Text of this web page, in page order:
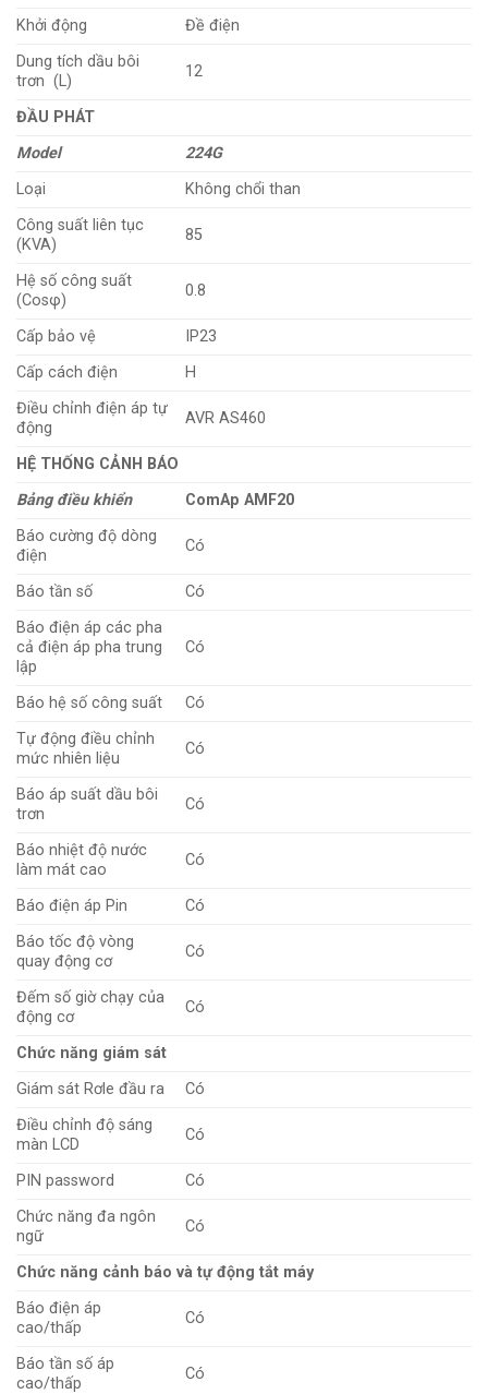
Khởi động
Đề điện
Dung tích dầu bôi
trơn (L)
12
ĐẦU PHÁT
Model
224G
Loại
Không chổi than
Công suất liên tục
(KVA)
85
Hệ số công suất
(Cosφ)
0.8
Cấp bảo vệ
IP23
Cấp cách điện
H
Điều chỉnh điện áp tự
động
AVR AS460
HỆ THỐNG CẢNH BÁO
Bảng điều khiển
ComAp AMF20
Báo cường độ dòng
điện
Có
Báo tần số
Có
Báo điện áp các pha
cả điện áp pha trung
lập
Có
Báo hệ số công suất
Có
Tự động điều chỉnh
mức nhiên liệu
Có
Báo áp suất dầu bôi
trơn
Có
Báo nhiệt độ nước
làm mát cao
Có
Báo điện áp Pin
Có
Báo tốc độ vòng
quay động cơ
Có
Đếm số giờ chạy của
động cơ
Có
Chức năng giám sát
Giám sát Rơle đầu ra
Có
Điều chỉnh độ sáng
màn LCD
Có
PIN password
Có
Chức năng đa ngôn
ngữ
Có
Chức năng cảnh báo và tự động tắt máy
Báo điện áp
cao/thấp
Có
Báo tần số áp
cao/thấp
Có